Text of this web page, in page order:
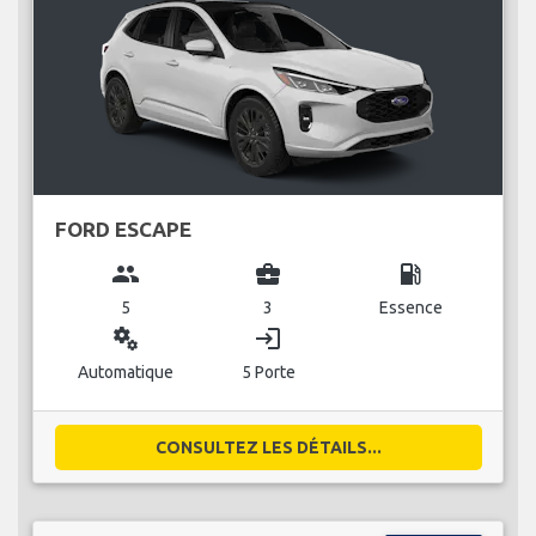
FORD ESCAPE
group
5
business_center
3
local_gas_station
Essence
miscellaneous_services
Automatique
login
5 Porte
CONSULTEZ LES DÉTAILS...